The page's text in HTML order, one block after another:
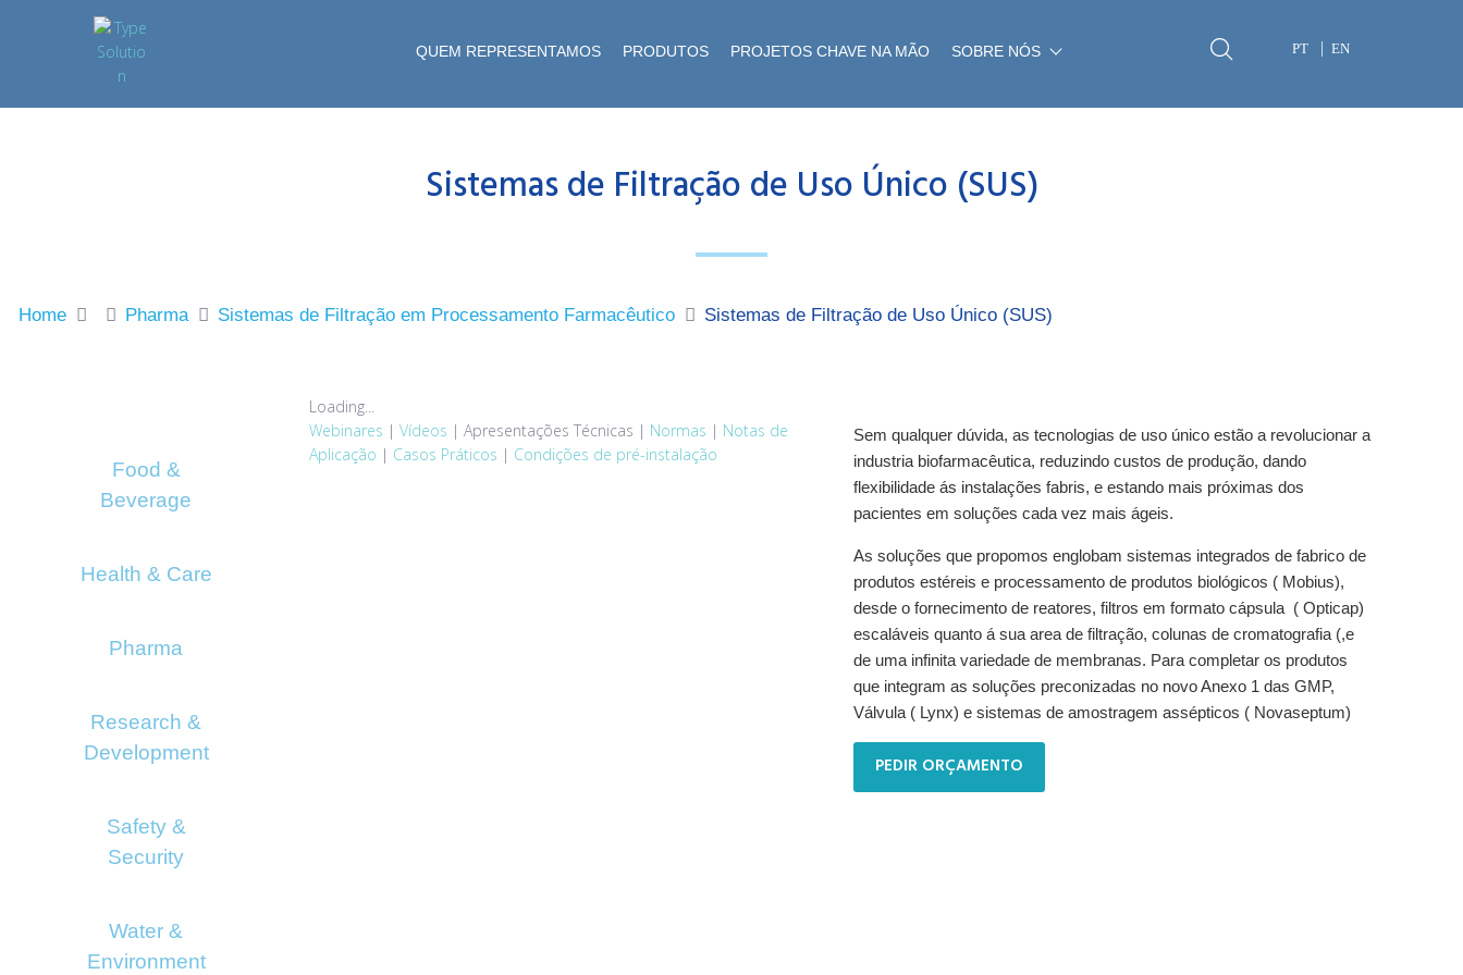
QUEM REPRESENTAMOS PRODUTOS PROJETOS CHAVE NA MÃO SOBRE NÓS PT EN
Sistemas de Filtração de Uso Único (SUS)
Home Pharma Sistemas de Filtração em Processamento Farmacêutico Sistemas de Filtração de Uso Único (SUS)
Food &
Beverage
Health & Care
Pharma
Research &
Development
Safety &
Security
Water &
Environment
Loading...
Webinares | Vídeos | Apresentações Técnicas | Normas | Notas de
Aplicação | Casos Práticos | Condições de pré-instalação
Sem qualquer dúvida, as tecnologias de uso único estão a revolucionar a
industria biofarmacêutica, reduzindo custos de produção, dando
flexibilidade ás instalações fabris, e estando mais próximas dos
pacientes em soluções cada vez mais ágeis.
As soluções que propomos englobam sistemas integrados de fabrico de
produtos estéreis e processamento de produtos biológicos ( Mobius),
desde o fornecimento de reatores, filtros em formato cápsula ( Opticap)
escaláveis quanto á sua area de filtração, colunas de cromatografia (,e
de uma infinita variedade de membranas. Para completar os produtos
que integram as soluções preconizadas no novo Anexo 1 das GMP,
Válvula ( Lynx) e sistemas de amostragem assépticos ( Novaseptum)
PEDIR ORÇAMENTO